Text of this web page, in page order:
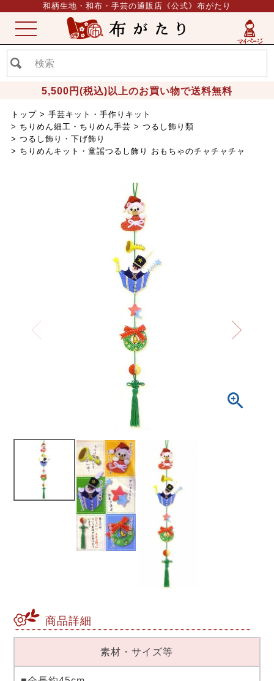
和柄生地・和布・手芸の通販店《公式》布がたり
5,500円(税込)以上のお買い物で送料無料
ME
NU
トップ
手芸キット・手作りキット
ちりめん細工・ちりめん手芸
つるし飾り類
つるし飾り・下げ飾り
ちりめんキット・童謡つるし飾り おもちゃのチャチャチャ
商品詳細
素材・サイズ等